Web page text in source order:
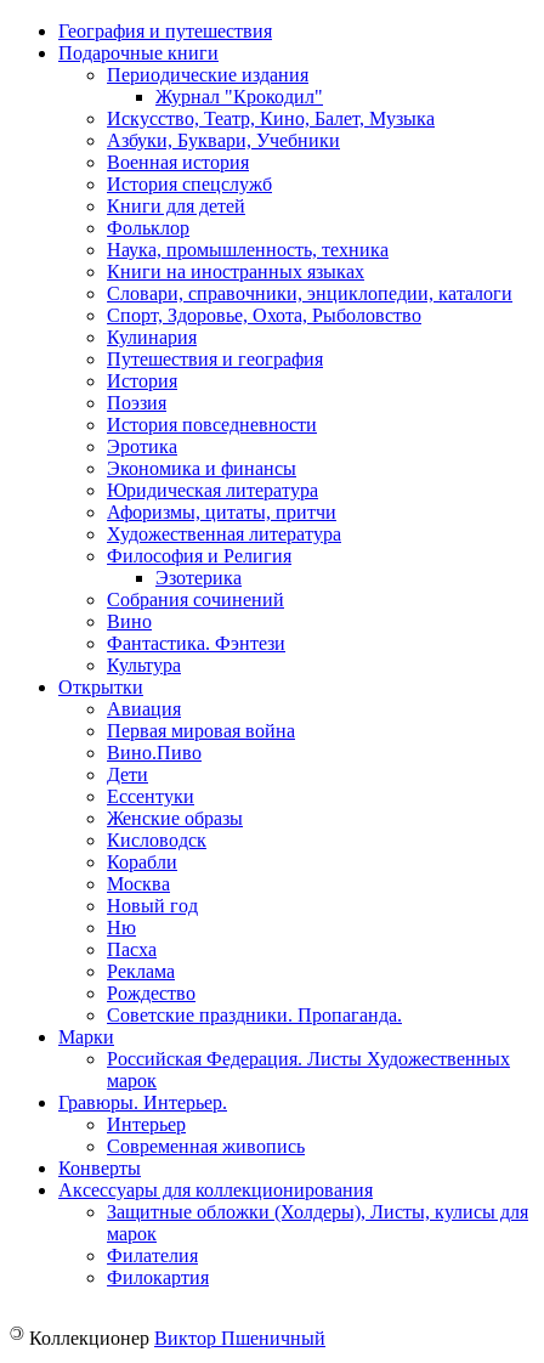
Разделы
каталога
География и путешествия
Подарочные книги
Периодические издания
Журнал "Крокодил"
Искусство, Театр, Кино, Балет, Музыка
Азбуки, Буквари, Учебники
Военная история
История спецслужб
Книги для детей
Фольклор
Наука, промышленность, техника
Книги на иностранных языках
Словари, справочники, энциклопедии, каталоги
Спорт, Здоровье, Охота, Рыболовство
Кулинария
Путешествия и география
История
Поэзия
История повседневности
Эротика
Экономика и финансы
Юридическая литература
Афоризмы, цитаты, притчи
Художественная литература
Философия и Религия
Эзотерика
Собрания сочинений
Вино
Фантастика. Фэнтези
Культура
Открытки
Авиация
Первая мировая война
Вино.Пиво
Дети
Ессентуки
Женские образы
Кисловодск
Корабли
Москва
Новый год
Ню
Пасха
Реклама
Рождество
Советские праздники. Пропаганда.
Марки
Российская Федерация. Листы Художественных
марок
Гравюры. Интерьер.
Интерьер
Современная живопись
Конверты
Аксессуары для коллекционирования
Защитные обложки (Холдеры), Листы, кулисы для
марок
Филателия
Филокартия
© Коллекционер Виктор Пшеничный